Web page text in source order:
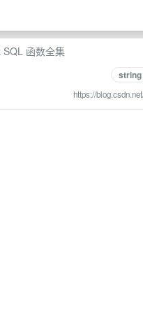
函数全集
string
https://